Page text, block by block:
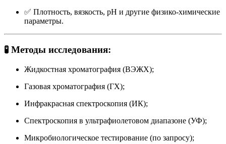
✅ Плотность, вязкость, pH и другие физико-химические
параметры.
🧪 Методы исследования:
Жидкостная хроматография (ВЭЖХ);
Газовая хроматография (ГХ);
Инфракрасная спектроскопия (ИК);
Спектроскопия в ультрафиолетовом диапазоне (УФ);
Микробиологическое тестирование (по запросу);